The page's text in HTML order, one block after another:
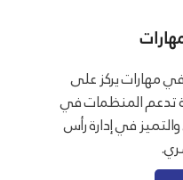
مهارات يركز على
تدعم المنظمات في
في إدارة رأس